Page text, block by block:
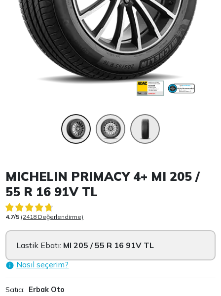
Item 1 of 3
MICHELIN PRIMACY 4+ MI 205 /
55 R 16 91V TL
4.7/5 (2418 Değerlendirme)
Lastik Ebatı: MI 205 / 55 R 16 91V TL
Nasıl seçerim?
Satıcı: Erbak Oto